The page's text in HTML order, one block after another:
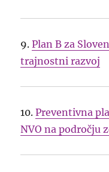
9.Plan B za
trajnostni razvoj
10.Preventivna
NVO na področju